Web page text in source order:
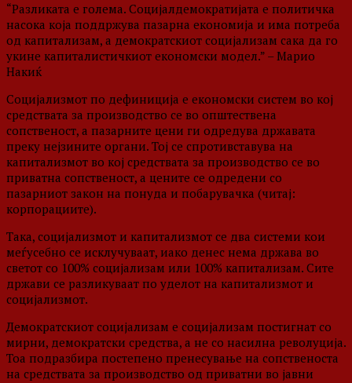
“Разликата е голема. Социјалдемократијата е политичка
насока која поддржува пазарна економија и има потреба
од капитализам, а демократскиот социјализам сака да го
укине капиталистичкиот економски модел.” – Марио
Накиќ
Социјализмот по дефиниција е економски систем во кој
средствата за производство се во општествена
сопственост, а пазарните цени ги одредува државата
преку нејзините органи. Тој се спротивставува на
капитализмот во кој средствата за производство се во
приватна сопственост, а цените се одредени со
пазарниот закон на понуда и побарувачка (читај:
корпорациите).
Така, социјализмот и капитализмот се два системи кои
меѓусебно се исклучуваат, иако денес нема држава во
светот со 100% социјализам или 100% капитализам. Сите
држави се разликуваат по уделот на капитализмот и
социјализмот.
Демократскиот социјализам е социјализам постигнат со
мирни, демократски средства, а не со насилна револуција.
Тоа подразбира постепено пренесување на сопственоста
на средствата за производство од приватни во јавни